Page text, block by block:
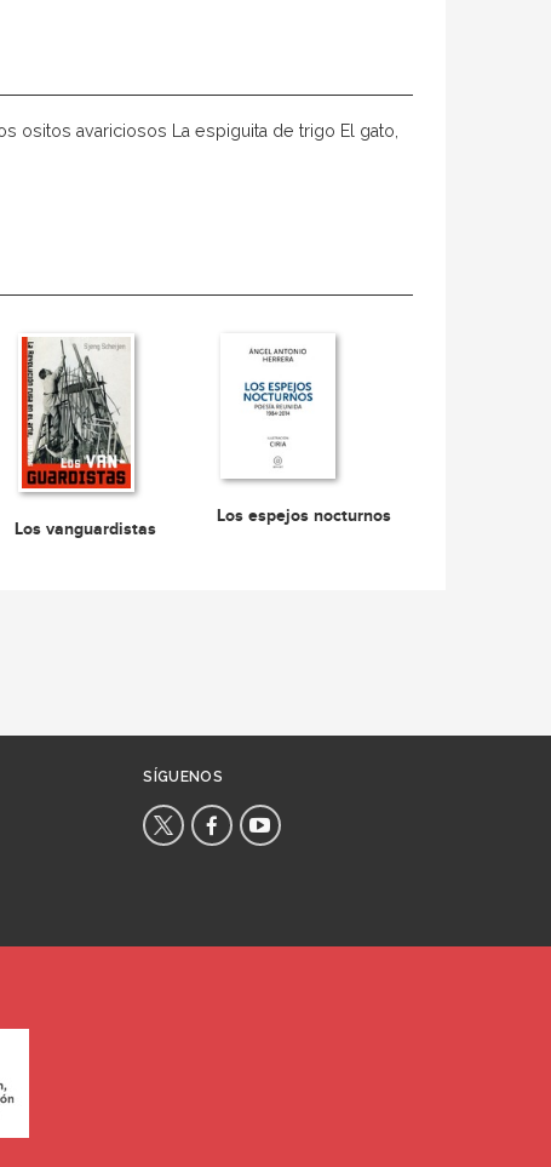
ositos avariciosos La espiguita de trigo El gato,
Los vanguardistas
Los espejos nocturnos
SÍGUENOS